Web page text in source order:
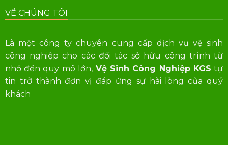
VỀ CHÚNG TÔI
Là một công ty chuyên cung cấp dịch vụ vệ sinh
công nghiệp cho các đối tác sở hữu công trình từ
nhỏ đến quy mô lớn,Vệ Sinh Công Nghiệp KGS tự
tin trở thành đơn vị đáp ứng sự hài lòng của quý
khách